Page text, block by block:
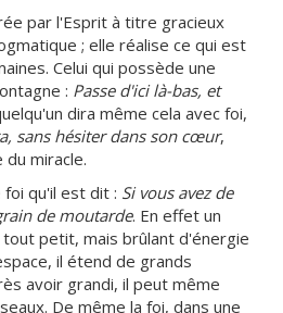
par l'Esprit à titre gracieux
; elle réalise ce qui est
Celui qui possède une
: Passe d'ici là-bas, et
dira même cela avec foi,
sans hésiter dans son cœur,
du miracle.
qu'il est dit : Si vous avez de
de moutarde. En effet un
petit, mais brûlant d'énergie
il étend de grands
avoir grandi, il peut même
De même la foi, dans une